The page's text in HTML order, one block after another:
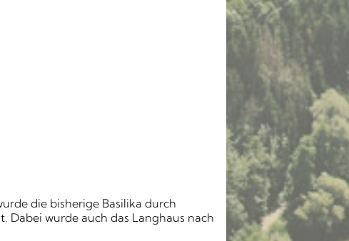
die bisherige Basilika durch
Dabei wurde auch das Langhaus nach